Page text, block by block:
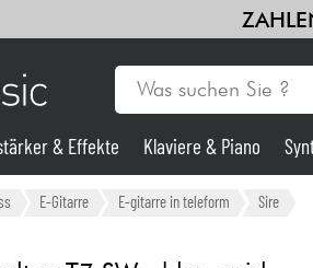
& Effekte Klaviere & Piano
E-Gitarre E-gitarre in teleform Sire